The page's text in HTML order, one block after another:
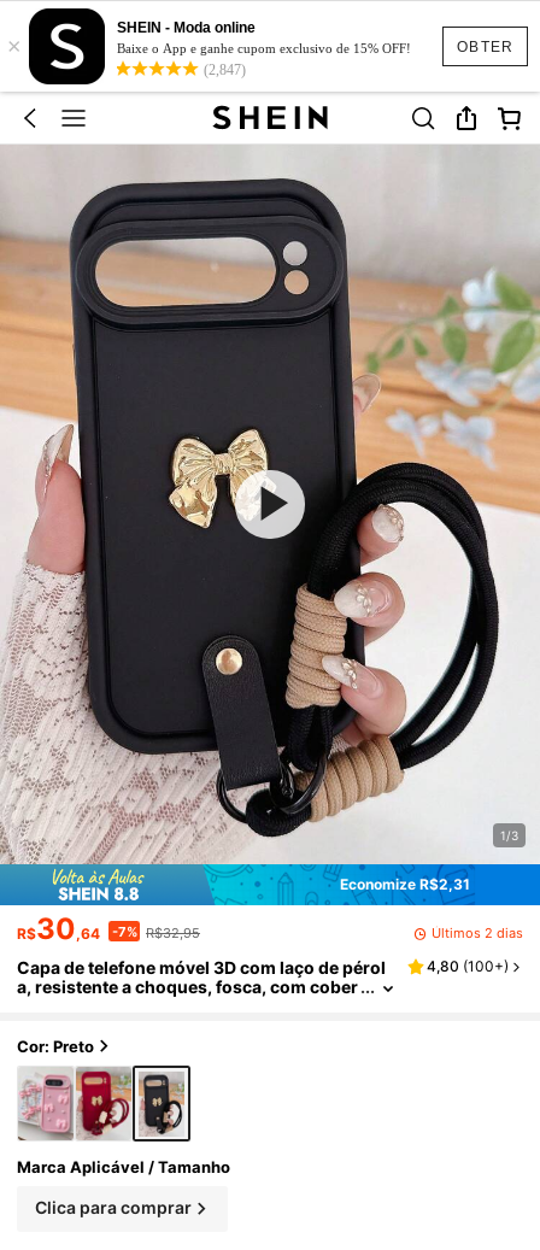
OBTER
×
SHEIN - Moda online
Baixe o App e ganhe cupom exclusivo de 15% OFF!
(2,847)
1/3
Economize R$2,31
R$30,64 -7% R$32,95 Últimos 2 dias
Capa de telefone móvel 3D com laço de pérol
a, resistente a choques, fosca, com cober
oferecendo absorção de choque e proteção
4,80 (100+)
Cor: Preto
Marca Aplicável / Tamanho
Clica para comprar